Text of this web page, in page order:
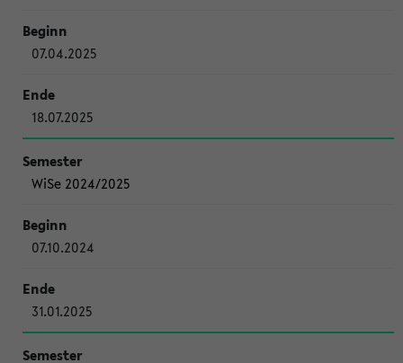
07.04.2025
18.07.2025
WiSe 2024/2025
07.10.2024
31.01.2025